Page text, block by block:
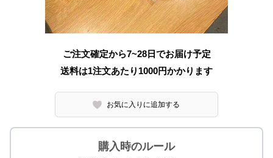
ご注文確定から7~28日でお届け予定
送料は1注文あたり 1000円かかります
お気に入りに追加する
購入時のルール